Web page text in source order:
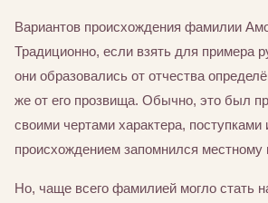
Вариантов происхождения фамилии
Традиционно, если взять для примера
они образовались от отчества
же от его прозвища. Обычно, это был
своими чертами характера, поступками
происхождением запомнился местному
Но, чаще всего фамилией могло стать